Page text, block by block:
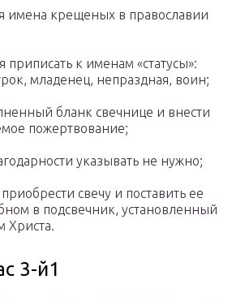
имена крещеных в православии
приписать к именам «статусы»:
младенец, непраздная, воин;
бланк свечнице и внести
пожертвование;
указывать не нужно;
свечу и поставить ее
в подсвечник, установленный
Христа.
3-й1